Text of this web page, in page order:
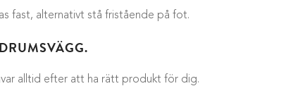
fast, alternativt stå fristående på fot.
alltid efter att ha rätt produkt för dig.